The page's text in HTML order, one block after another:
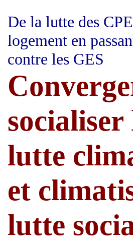
De la lutte des
logement en
contre les GES
socialiser
lutte
et
lutte